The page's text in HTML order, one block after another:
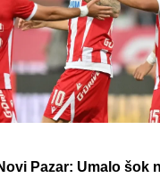
Pazar: Umalo šok